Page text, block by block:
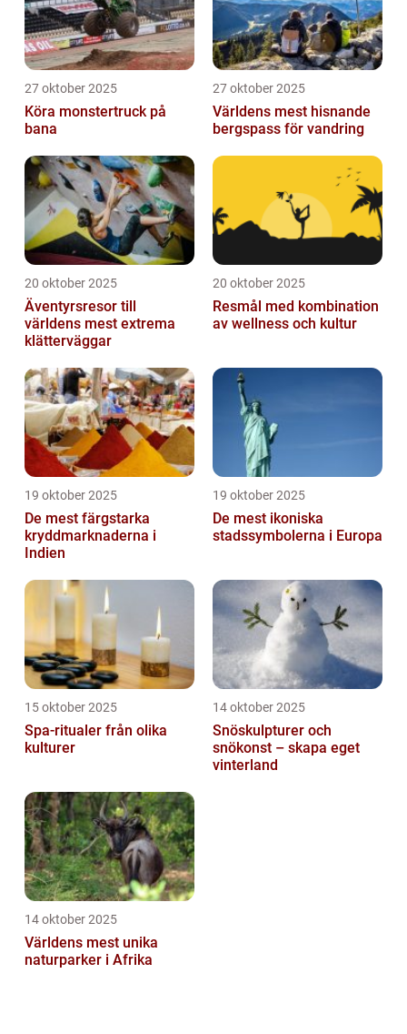
27 oktober 2025
Köra monstertruck på
bana
27 oktober 2025
Världens mest hisnande
bergspass för vandring
20 oktober 2025
Äventyrsresor till
världens mest extrema
klätterväggar
20 oktober 2025
Resmål med kombination
av wellness och kultur
19 oktober 2025
De mest färgstarka
kryddmarknaderna i
Indien
19 oktober 2025
De mest ikoniska
stadssymbolerna i Europa
15 oktober 2025
Spa-ritualer från olika
kulturer
14 oktober 2025
Snöskulpturer och
snökonst – skapa eget
vinterland
14 oktober 2025
Världens mest unika
naturparker i Afrika